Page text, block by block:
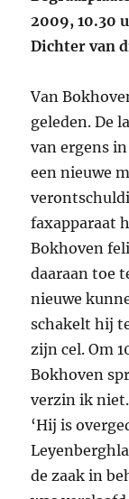
2009, 10.30
Dichter van
Van
geleden. De
van ergens
een nieuwe
faxapparaat
Bokhoven
daaraan toe
nieuwe
schakelt hij
zijn cel. Om
Bokhoven
verzin ik
‘Hij is
de zaak in